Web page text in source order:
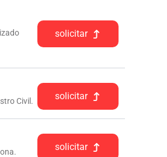
solicitar
Civil. solicitar
solicitar